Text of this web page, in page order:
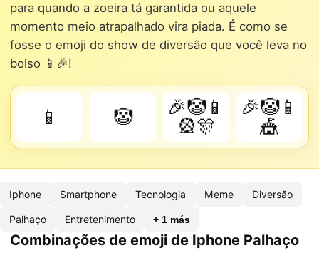
para quando a zoeira tá garantida ou aquele
momento meio atrapalhado vira piada. É como se
fosse o emoji do show de diversão que você leva no
bolso 📱🎉!
📱 🤡
🎉🤡📱
🎡🎊
🎉🤡📱
🎪
Iphone Smartphone Tecnologia Meme Diversão
Palhaço Entretenimento + 1 más
Combinações de emoji de Iphone Palhaço